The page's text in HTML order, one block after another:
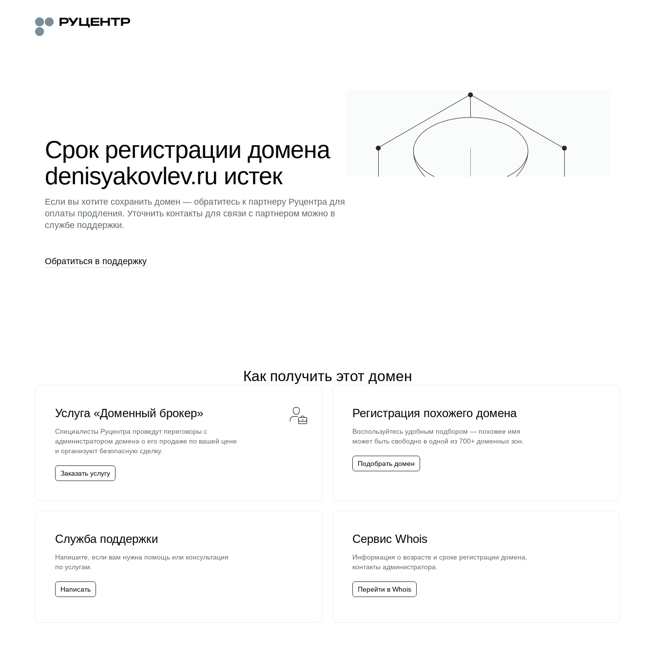
Срок регистрации домена
denisyakovlev.ru истек
Если вы хотите сохранить домен — обратитесь к партнеру Руцентра для
оплаты продления. Уточнить контакты для связи с партнером можно в
службе поддержки.
Обратиться в поддержку
Как получить этот домен
Услуга «Доменный брокер»
Специалисты Руцентра проведут переговоры с
администратором домена о его продаже по вашей цене
и организуют безопасную сделку.
Заказать услугу
Регистрация похожего домена
Воспользуйтесь удобным подбором — похожее имя
может быть свободно в одной из 700+ доменных зон.
Подобрать домен
Служба поддержки
Напишите, если вам нужна помощь или консультация
по услугам.
Написать
Сервис Whois
Информация о возрасте и сроке регистрации домена,
контакты администратора.
Перейти в Whois